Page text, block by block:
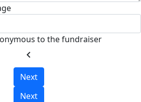
to the fundraiser
chevron_left
Next
Next